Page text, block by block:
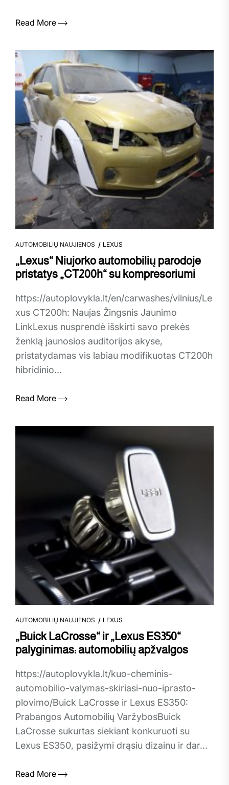
Read More
AUTOMOBILIŲ NAUJIENOS LEXUS
„Lexus“ Niujorko automobilių parodoje
pristatys „CT200h“ su kompresoriumi
https://autoplovykla.lt/en/carwashes/vilnius/Le
xus CT200h: Naujas Žingsnis Jaunimo
LinkLexus nusprendė išskirti savo prekės
ženklą jaunosios auditorijos akyse,
pristatydamas vis labiau modifikuotas CT200h
hibridinio...
Read More
AUTOMOBILIŲ NAUJIENOS LEXUS
„Buick LaCrosse“ ir „Lexus ES350“
palyginimas: automobilių apžvalgos
https://autoplovykla.lt/kuo-cheminis-
automobilio-valymas-skiriasi-nuo-iprasto-
plovimo/Buick LaCrosse ir Lexus ES350:
Prabangos Automobilių VaržybosBuick
LaCrosse sukurtas siekiant konkuruoti su
Lexus ES350, pasižymi drąsiu dizainu ir dar...
Read More